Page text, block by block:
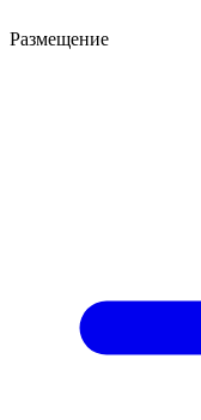
Размещение